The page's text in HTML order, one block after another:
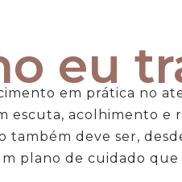
eu
em prática no
escuta, acolhimento e
também deve ser,
plano de cuidado que